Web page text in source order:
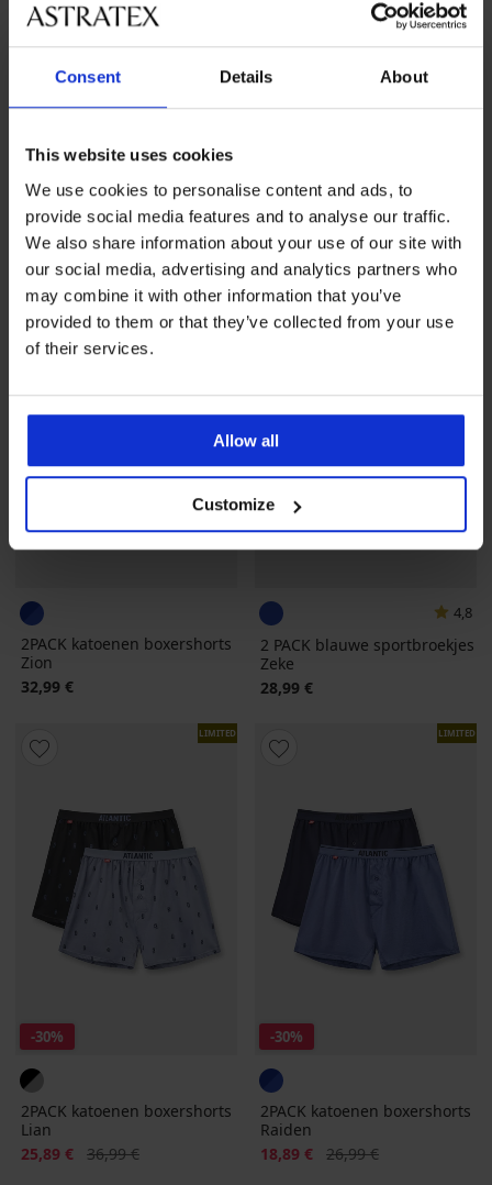
Consent Details About
This website uses cookies
We use cookies to personalise content and ads, to
provide social media features and to analyse our traffic.
We also share information about your use of our site with
our social media, advertising and analytics partners who
may combine it with other information that you’ve
provided to them or that they’ve collected from your use
of their services.
Allow all
Customize
Ibris III
32,99 €
Korting
11,89 € Oorspronkelijke prijs
16,99 €
LIMITED
2PACK katoenen boxershorts
Zion
32,99 €
4,8
2 PACK blauwe sportbroekjes
Zeke
28,99 €
LIMITED
-30%
2PACK katoenen boxershorts
Lian
Korting
25,89 € Oorspronkelijke prijs
36,99 €
LIMITED
-30%
2PACK katoenen boxershorts
Raiden
Korting
18,89 € Oorspronkelijke prijs
26,99 €